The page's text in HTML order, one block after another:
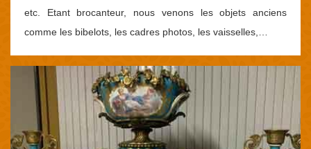
etc. Etant brocanteur, nous venons les objets anciens
comme les bibelots, les cadres photos, les vaisselles,…